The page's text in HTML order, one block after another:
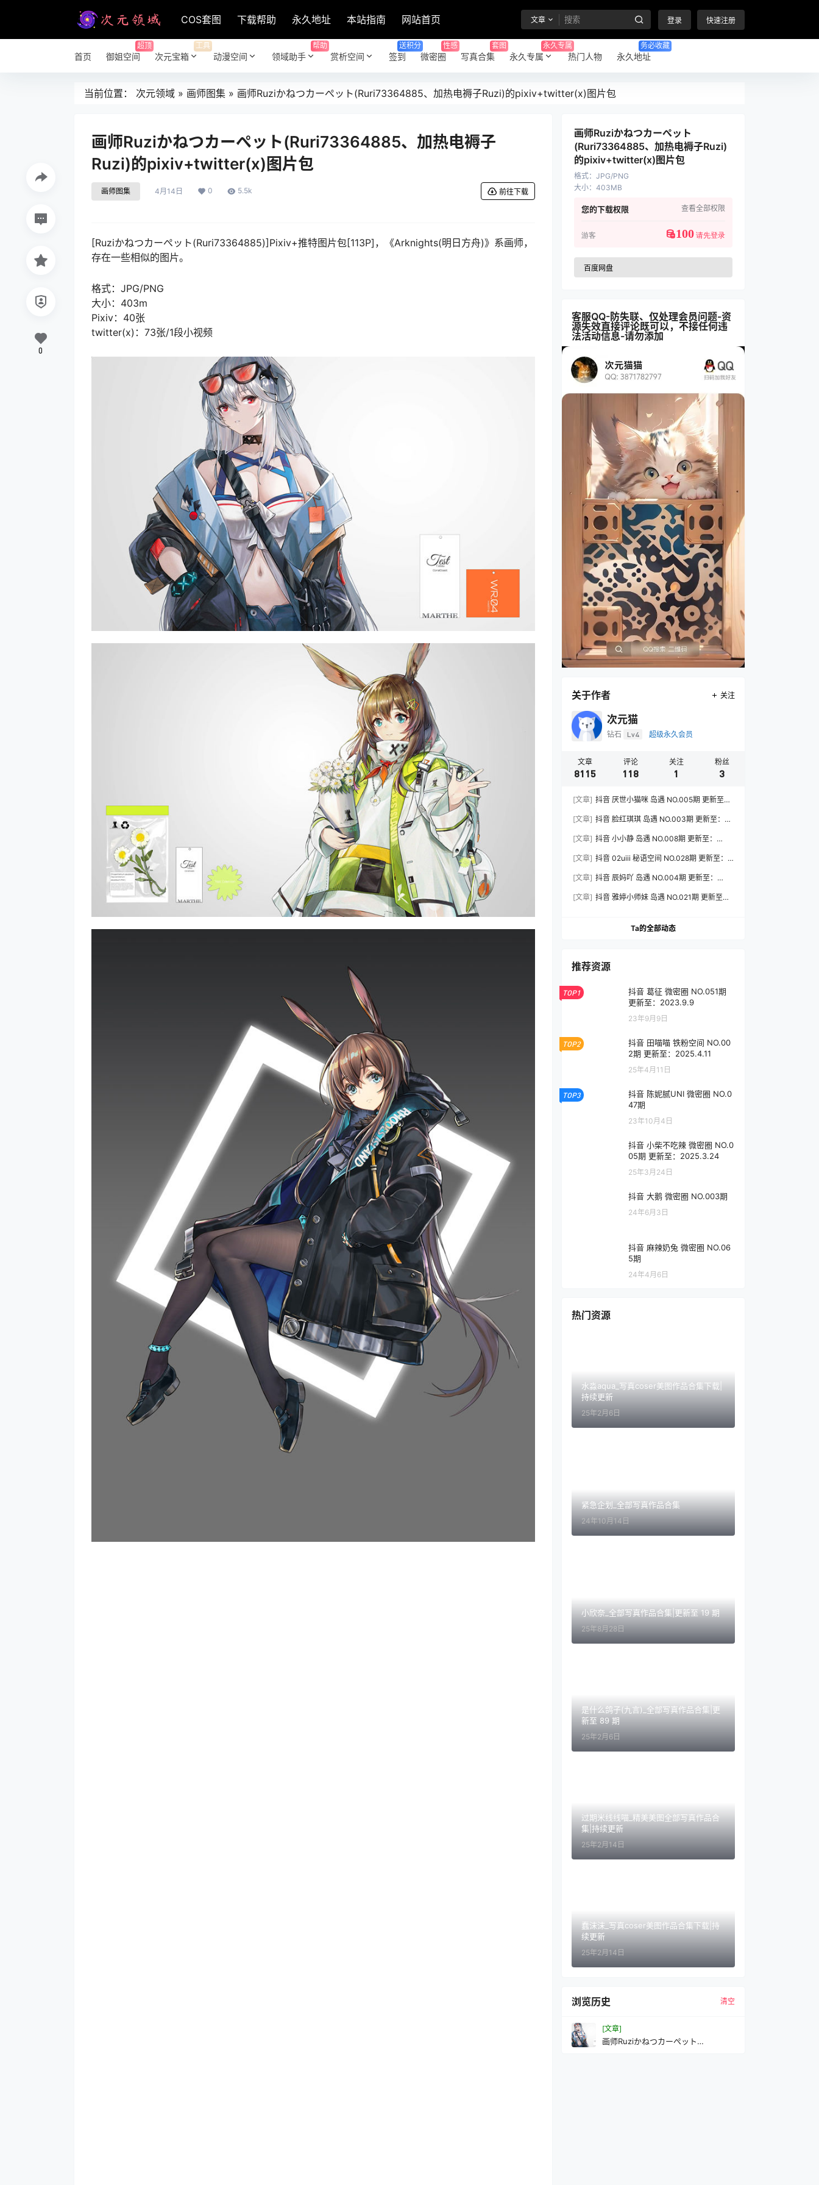
COS套图 下载帮助 永久地址 本站指南 网站首页 文章 登录 快速注册
首页 御姐空间
超顶
次元宝箱
工具
动漫空间 领域助手
帮助
赏析空间 签到
送积分
微密圈
性感
写真合集
套图
永久专属
永久专属
热门人物 永久地址
务必收藏
当前位置： 次元领域 » 画师图集 » 画师Ruziかねつカーぺット(Ruri73364885、加热电褥子Ruzi)的pixiv+twitter(x)图片包
画师Ruziかねつカーぺット(Ruri73364885、加热电褥子
Ruzi)的pixiv+twitter(x)图片包
画师图集 4月14日 0 5.5k 前往下载
[Ruziかねつカーぺット(Ruri73364885)]Pixiv+推特图片包[113P]，《Arknights(明日方舟)》系画师，
存在一些相似的图片。
格式：JPG/PNG
大小：403m
Pixiv：40张
twitter(x)：73张/1段小视频
0
画师Ruziかねつカーぺット
(Ruri73364885、加热电褥子Ruzi)
的pixiv+twitter(x)图片包
格式： JPG/PNG
大小： 403MB
您的下载权限 查看全部权限
游客 100 请先登录
百度网盘
客服QQ-防失联、仅处理会员问题-资
源失效直接评论既可以，不接任何违
法活动信息-请勿添加
关于作者 关注
次元猫
钻石 Lv4 超级永久会员
文章
8115
评论
118
关注
1
粉丝
3
[文章] 抖音 厌世小猫咪 岛遇 NO.005期 更新至：
[文章] 抖音 脸红琪琪 岛遇 NO.003期 更新至：
[文章] 抖音 小小静 岛遇 NO.008期 更新至：
[文章] 抖音 02uiii 秘语空间 NO.028期 更新至：
[文章] 抖音 辰妈吖 岛遇 NO.004期 更新至：
[文章] 抖音 雅婷小师妹 岛遇 NO.021期 更新至：
Ta的全部动态
推荐资源
TOP1
抖音 葛征 微密圈 NO.051期
更新至：2023.9.9
23年9月9日
TOP2
抖音 田喵喵 铁粉空间 NO.00
2期 更新至：2025.4.11
25年4月11日
TOP3
抖音 陈妮腻UNI 微密圈 NO.0
47期
23年10月4日
抖音 小柴不吃辣 微密圈 NO.0
05期 更新至：2025.3.24
25年3月24日
抖音 大鹅 微密圈 NO.003期
24年6月3日
抖音 麻辣奶兔 微密圈 NO.06
5期
24年4月6日
热门资源
水淼aqua_写真coser美图作品合集下载|
持续更新
25年2月6日
紧急企划_全部写真作品合集
24年10月14日
小欣奈_全部写真作品合集|更新至 19 期
25年8月28日
是什么鸽子(九言)_全部写真作品合集|更
新至 89 期
25年2月6日
过期米线线喵_精美美图全部写真作品合
集|持续更新
25年2月14日
蠢沫沫_写真coser美图作品合集下载|持
续更新
25年2月14日
浏览历史 清空
[文章]
画师Ruziかねつカーぺット